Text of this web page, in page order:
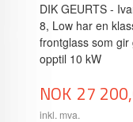
DIK GEURTS -
8, Low har en
frontglass som
opptil 10 kW
Pris
NOK 27
inkl. mva.